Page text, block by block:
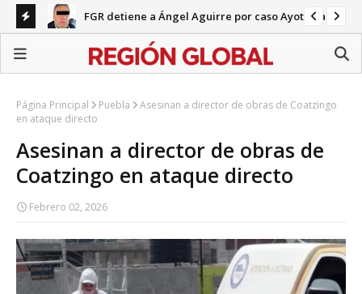
FGR detiene a Ángel Aguirre por caso Ayotzinapa
en
Página Principal Puebla
Asesinan a director de obras de Coatzingo
en ataque directo
Asesinan a director de obras de
Coatzingo en ataque directo
Febrero 02, 2026